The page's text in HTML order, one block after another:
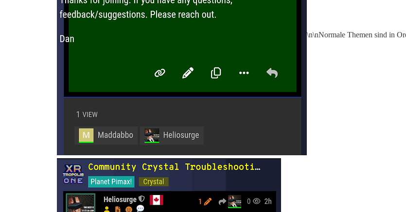
\n\nNormale Themen sind in